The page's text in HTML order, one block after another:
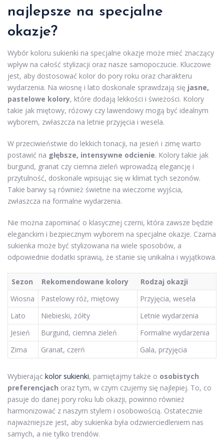
najlepsze na specjalne
okazje?
Wybór koloru sukienki na specjalne okazje może mieć znaczący
wpływ na całość stylizacji oraz nasze samopoczucie. Kluczowe
jest, aby dostosować kolor do pory roku oraz charakteru
wydarzenia. Na wiosnę i lato doskonale sprawdzają się jasne,
pastelowe kolory, które dodają lekkości i świeżości. Kolory
takie jak miętowy, różowy czy lawendowy mogą być idealnym
wyborem, zwłaszcza na letnie przyjęcia i wesela.
W przeciwieństwie do lekkich tonacji, na jesień i zimę warto
postawić na głębsze, intensywne odcienie. Kolory takie jak
burgund, granat czy ciemna zieleń wprowadzą elegancję i
przytulność, doskonale wpisując się w klimat tych sezonów.
Takie barwy są również świetne na wieczorne wyjścia,
zwłaszcza na formalne wydarzenia.
Nie można zapominać o klasycznej czerni, która zawsze będzie
eleganckim i bezpiecznym wyborem na specjalne okazje. Czarna
sukienka może być stylizowana na wiele sposobów, a
odpowiednie dodatki sprawią, że stanie się unikalna i wyjątkowa.
Sezon Rekomendowane kolory
Rodzaj okazji
Wiosna
Pastelowy róż, miętowy
Przyjęcia, wesela
Lato
Niebieski, żółty
Letnie wydarzenia
Jesień
Burgund, ciemna zieleń
Formalne wydarzenia
Zima
Granat, czerń Gala, przyjęcia
Wybierając kolor sukienki, pamiętajmy także o osobistych
preferencjach oraz tym, w czym czujemy się najlepiej. To, co
pasuje do danej pory roku lub okazji, powinno również
harmonizować z naszym stylem i osobowością. Ostatecznie
najważniejsze jest, aby sukienka była odzwierciedleniem nas
samych, a nie tylko trendów.